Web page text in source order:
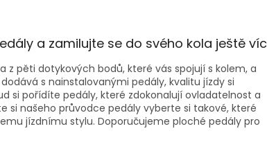
a zamilujte se do svého kola ještě víc
z pěti dotykových bodů, které vás spojují s kolem, a
s nainstalovanými pedály, kvalitu jízdy si
si pořídíte pedály, které zdokonalují ovladatelnost a
si našeho průvodce pedály vyberte si takové, které
jízdnímu stylu. Doporučujeme ploché pedály pro